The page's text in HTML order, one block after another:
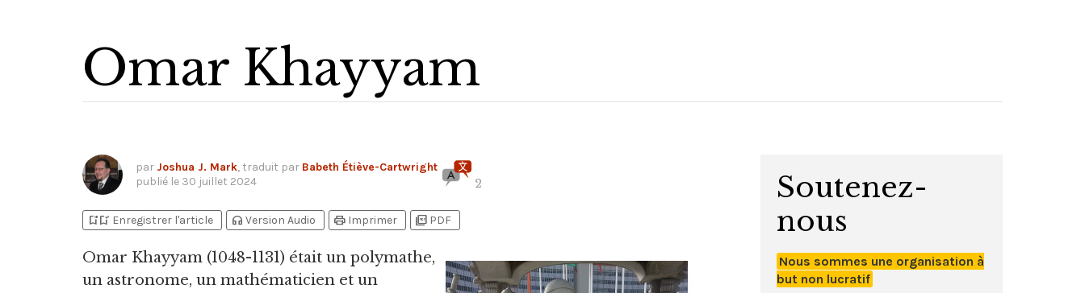
Omar Khayyam
par Joshua J. Mark, traduit par Babeth Étiève-Cartwright
publié le 30 juillet 2024 2
bookmark_addbookmark_added Enregistrer l'article headphones Version Audio print Imprimer picture_as_pdf PDF
Omar Khayyam (1048-1131) était un polymathe,
un astronome, un mathématicien et un
Soutenez-
nous
Nous sommes une organisation à
but non lucratif